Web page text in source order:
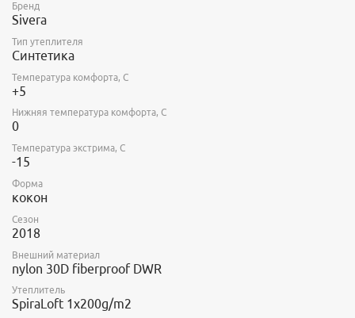
Бренд
Sivera
Тип утеплителя
Синтетика
Температура комфорта, С
+5
Нижняя температура комфорта, С
0
Температура экстрима, С
-15
Форма
кокон
Сезон
2018
Внешний материал
nylon 30D fiberproof DWR
Утеплитель
SpiraLoft 1x200g/m2